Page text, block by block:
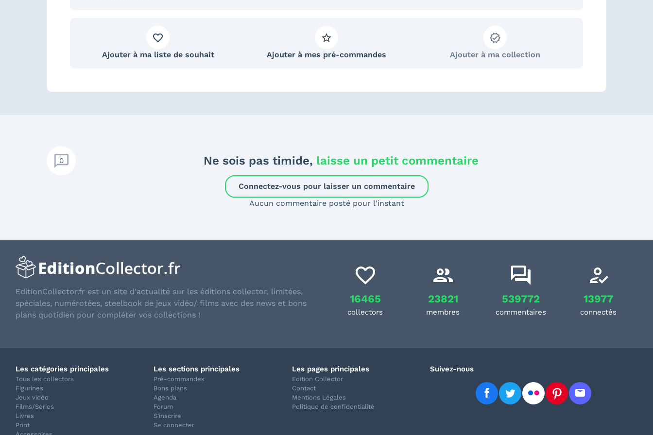
Ajouter à ma liste de souhait Ajouter à mes pré-commandes Ajouter à ma collection
0 Ne sois pas timide, laisse un petit commentaire
Connectez-vous pour laisser un commentaire
Aucun commentaire posté pour l'instant
EditionCollector.fr est un site d'actualité sur les éditions collector, limitées,
spéciales, numérotées, steelbook de jeux vidéo/ films avec des news et bons
plans quotidien pour compléter vos collections !
16465
collectors
23821
membres
539772
commentaires
13977
connectés
Les catégories principales
Tous les collectors
Figurines
Jeux vidéo
Films/Séries
Livres
Print
Les sections principales
Pré-commandes
Bons plans
Agenda
Forum
S'inscrire
Se connecter
Les pages principales
Edition Collector
Contact
Mentions Légales
Politique de confidentialité
Suivez-nous